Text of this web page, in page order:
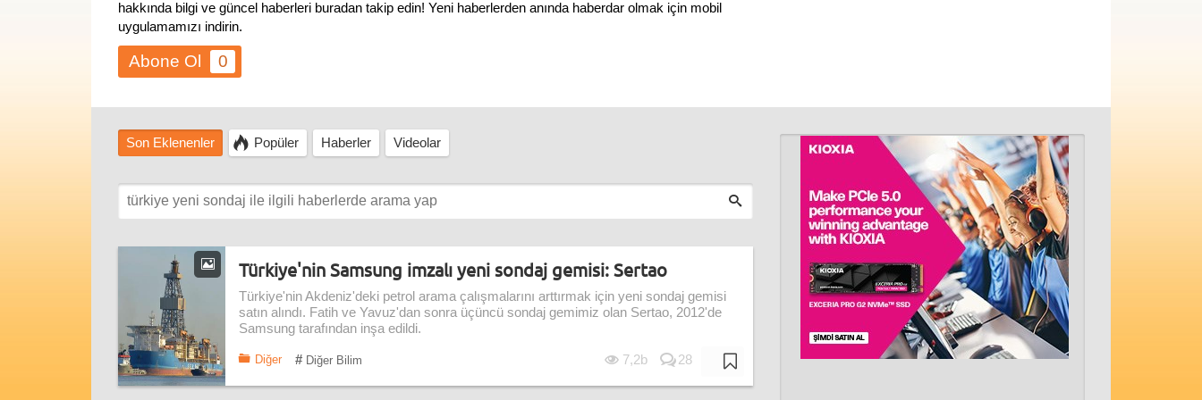
hakkında bilgi ve güncel haberleri buradan takip edin! Yeni haberlerden anında haberdar olmak için mobil
uygulamamızı indirin.
0
Son Eklenenler Popüler Haberler Videolar
Türkiye'nin Samsung imzalı yeni sondaj gemisi: Sertao
Türkiye'nin Akdeniz'deki petrol arama çalışmalarını arttırmak için yeni sondaj gemisi
satın alındı. Fatih ve Yavuz'dan sonra üçüncü sondaj gemimiz olan Sertao, 2012'de
Samsung tarafından inşa edildi.
Diğer # Diğer Bilim 7,2b 28